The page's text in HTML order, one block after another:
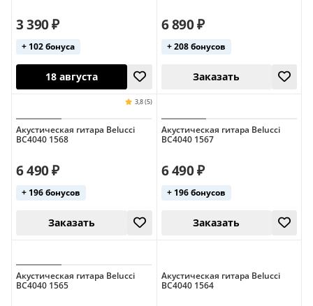
3 390 ₽
+ 102 бонуса
6 890 ₽
+ 208 бонусов
Акустическая гитара Belucci
BC4040 1568
6 490 ₽
+ 196 бонусов
Акустическая гитара Belucci
BC4040 1567
6 490 ₽
+ 196 бонусов
Акустическая гитара Belucci
BC4040 1565
Акустическая гитара Belucci
BC4040 1564